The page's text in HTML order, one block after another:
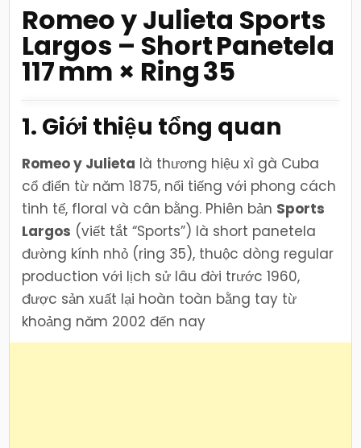
×
Ring 35,
nhanh
&
tinh
tế
Romeo y Julieta Sports
Largos – Short Panetela
117 mm × Ring 35
1. Giới thiệu tổng quan
Romeo y Julieta là thương hiệu xì gà Cuba
cổ điển từ năm 1875, nổi tiếng với phong cách
tinh tế, floral và cân bằng. Phiên bản Sports
Largos (viết tắt “Sports”) là short panetela
đường kính nhỏ (ring 35), thuộc dòng regular
production với lịch sử lâu đời trước 1960,
được sản xuất lại hoàn toàn bằng tay từ
khoảng năm 2002 đến nay